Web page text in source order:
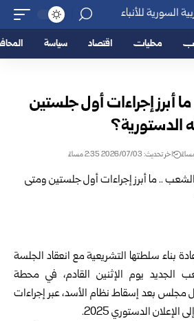
محليات اقتصاد سياسة
إجراءات أول جلستين
الدستورية؟
اخر تحديث: 2026/07/03 2:35 مساءً
بناء سلطتها التشريعية مع انعقاد الجلسة
الجديد يوم الإثنين القادم، في محطة
مجلس بعد ‏إسقاط نظام الأسد، عبر إجراءات
الدستوري ‌‏2025.‏